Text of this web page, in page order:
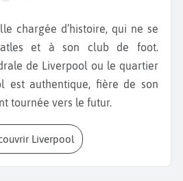
et à son club de foot.
de Liverpool ou le quartier
est authentique, fière de son
tournée vers le futur.
Liverpool